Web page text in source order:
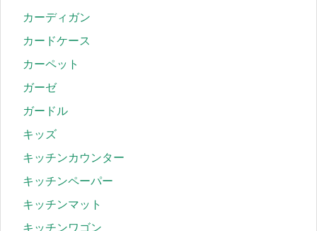
カーディガン
カードケース
カーペット
ガーゼ
ガードル
キッズ
キッチンカウンター
キッチンペーパー
キッチンマット
キッチンワゴン